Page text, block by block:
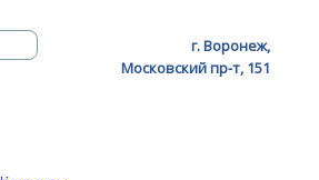
г. Воронеж,
Московский пр-т, 151